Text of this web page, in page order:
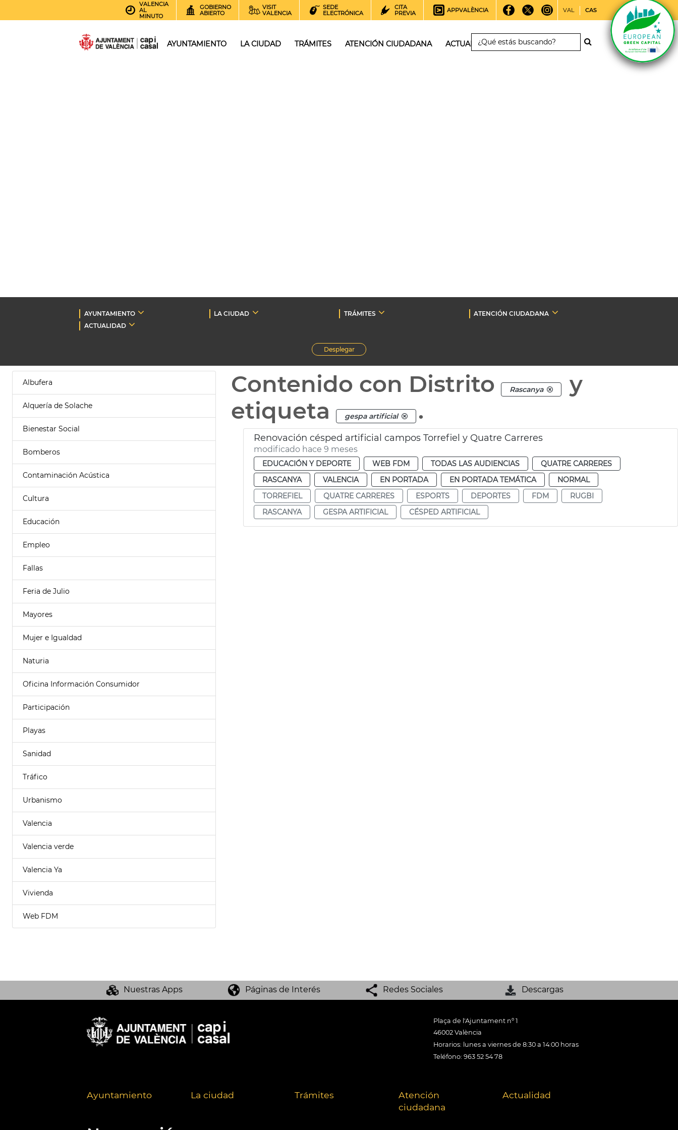
VALENCIA
AL
MINUTO
GOBIERNO
ABIERTO
VISIT
VALENCIA
SEDE
ELECTRÓNICA
CITA
PREVIA
APPVALÈNCIA VAL CAS
AYUNTAMIENTO LA CIUDAD TRÁMITES ATENCIÓN CIUDADANA ACTUALIDAD
AYUNTAMIENTO LA CIUDAD TRÁMITES
ATENCIÓN CIUDADANA
ACTUALIDAD
Desplegar
Albufera
Alquería de Solache
Bienestar Social
Bomberos
Contaminación Acústica
Cultura
Educación
Empleo
Fallas
Feria de Julio
Mayores
Mujer e Igualdad
Naturia
Oficina Información Consumidor
Participación
Playas
Sanidad
Tráfico
Urbanismo
Valencia
Valencia verde
Valencia Ya
Vivienda
Web FDM
Contenido con Distrito Rascanya
y
etiqueta
gespa artificial .
Renovación césped artificial campos Torrefiel y Quatre Carreres
modificado hace 9 meses
EDUCACIÓN Y DEPORTE WEB FDM TODAS LAS AUDIENCIAS
QUATRE CARRERES
RASCANYA
VALENCIA EN PORTADA EN PORTADA TEMÁTICA
NORMAL
TORREFIEL
QUATRE CARRERES ESPORTS DEPORTES FDM
RUGBI
RASCANYA
GESPA ARTIFICIAL CÉSPED ARTIFICIAL
Nuestras Apps Páginas de Interés Redes Sociales Descargas
Plaça de l'Ajuntament nº 1
46002 València
Horarios: lunes a viernes de 8:30 a 14:00 horas
Teléfono: 963 52 54 78
Ayuntamiento La ciudad Trámites
Atención
ciudadana
Actualidad